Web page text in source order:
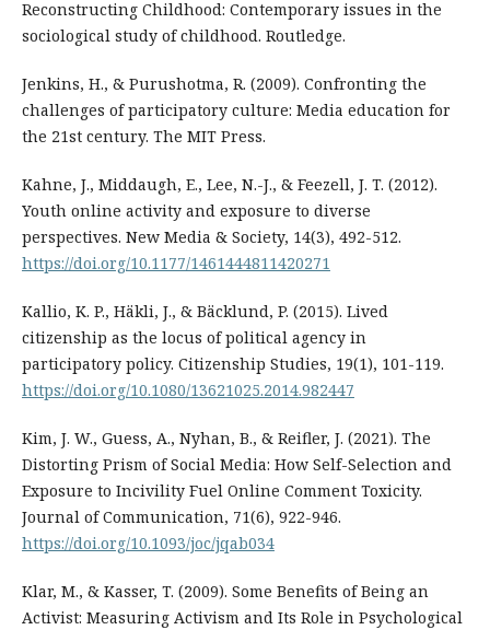
Reconstructing Childhood: Contemporary issues in the
sociological study of childhood. Routledge.
Jenkins, H., & Purushotma, R. (2009). Confronting the
challenges of participatory culture: Media education for
the 21st century. The MIT Press.
Kahne, J., Middaugh, E., Lee, N.-J., & Feezell, J. T. (2012).
Youth online activity and exposure to diverse
perspectives. New Media & Society, 14(3), 492-512.
https://doi.org/10.1177/1461444811420271
Kallio, K. P., Häkli, J., & Bäcklund, P. (2015). Lived
citizenship as the locus of political agency in
participatory policy. Citizenship Studies, 19(1), 101-119.
https://doi.org/10.1080/13621025.2014.982447
Kim, J. W., Guess, A., Nyhan, B., & Reifler, J. (2021). The
Distorting Prism of Social Media: How Self-Selection and
Exposure to Incivility Fuel Online Comment Toxicity.
Journal of Communication, 71(6), 922-946.
https://doi.org/10.1093/joc/jqab034
Klar, M., & Kasser, T. (2009). Some Benefits of Being an
Activist: Measuring Activism and Its Role in Psychological